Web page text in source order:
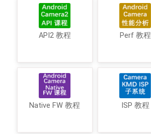
API2 教程 Perf 教程
Native FW 教程 ISP 教程